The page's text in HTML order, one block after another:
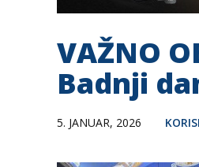
VAŽNO
Badnji
5. JANUAR, 2026